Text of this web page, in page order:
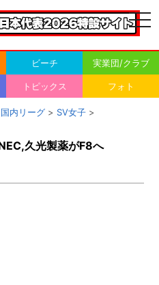
ビーチ 実業団/クラブ
トピックス フォト
国内リーグ > SV女子 >
久光製薬がF8へ